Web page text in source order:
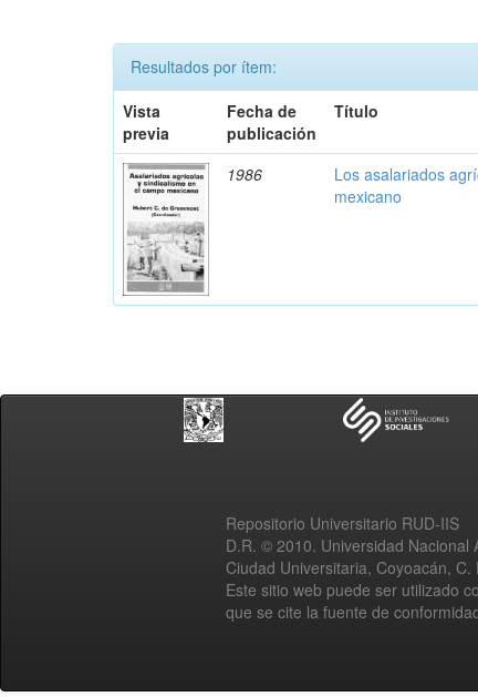
Resultados por ítem:
Vista
previa
Fecha de
publicación
Título
1986
Los asalariados
mexicano
Repositorio Universitario RUD-IIS
D.R. © 2010. Universidad Nacional
Ciudad Universitaria, Coyoacán,
Este sitio web puede ser utilizado
que se cite la fuente de